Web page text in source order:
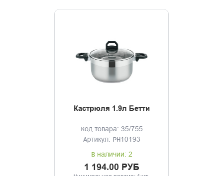
Кастрюля 1.9л Бетти
Код товара: 35/755
Артикул: PH10193
В наличии: 2
1 194.00 РУБ